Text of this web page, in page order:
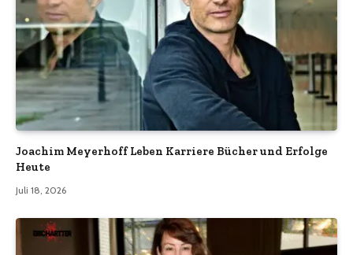
Joachim Meyerhoff Leben Karriere Bücher und Erfolge
Heute
Juli 18, 2026